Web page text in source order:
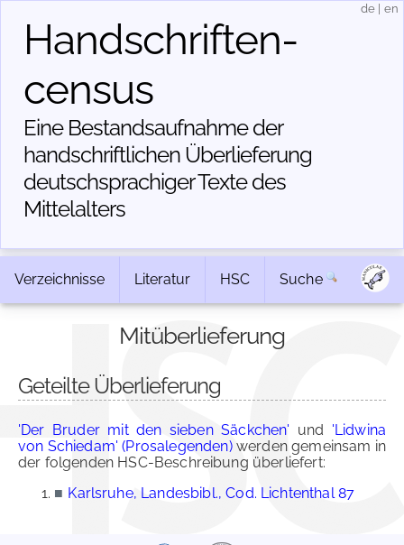
Handschriften­
census
Eine Bestandsaufnahme der
handschriftlichen Über­lieferung
deutschsprachiger Texte des
Mittelalters
de en
Verzeichnisse Literatur HSC Suche
Mitüberlieferung
Geteilte Überlieferung
'Der Bruder mit den sieben Säckchen' und 'Lidwina
von Schiedam' (Prosalegenden)werden gemeinsam in
der folgenden HSC-Beschreibung überliefert:
■ Karlsruhe, Landesbibl., Cod. Lichtenthal 87